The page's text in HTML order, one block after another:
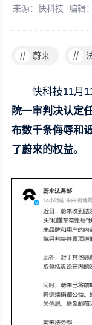
来源：快科技 编辑
# 蔚来 #
快科技11月
院一审判决认定
布数千条侮辱和
了蔚来的权益。